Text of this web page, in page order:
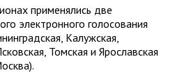
применялись две
электронного голосования
Калужская,
Томская и Ярославская